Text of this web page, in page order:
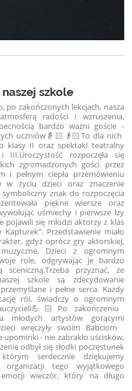
szkole
po zakończonych lekcjach, nasza
radości i wzruszenia,
bardzo ważni goście -
uczniów👵🏻👴🏻To dla nich
klasy II oraz spektakl teatralny
i III.Uroczystość rozpoczęła się
zgromadzonych gości przez
i pełnym ciepła przemówieniu
w życiu dzieci oraz znaczenie
znak do rozpoczęcia
piękne wiersze oraz
uśmiechy i pierwsze łzy
pojawili się młodzi aktorzy z klas
Przedstawienie miało
gdyż oprócz gry aktorskiej,
Dzieci z ogromnym
role, odgrywając je bardzo
Trzeba przyznać, że
szkole są zdecydowanie
i pełne serca. Każdy
ról, świadczy o ogromnym
Po zakończeniu
młodych artystów gorącymi
wręczyły swoim Babciom
upominki - nie zabrakło uścisków,
odbył się słodki poczęstunek
serdecznie dziękujemy
tego wyjątkowego
wieczór, który na długo